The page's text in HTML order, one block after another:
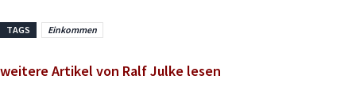
TAGS Einkommen
weitere Artikel von Ralf Julke lesen